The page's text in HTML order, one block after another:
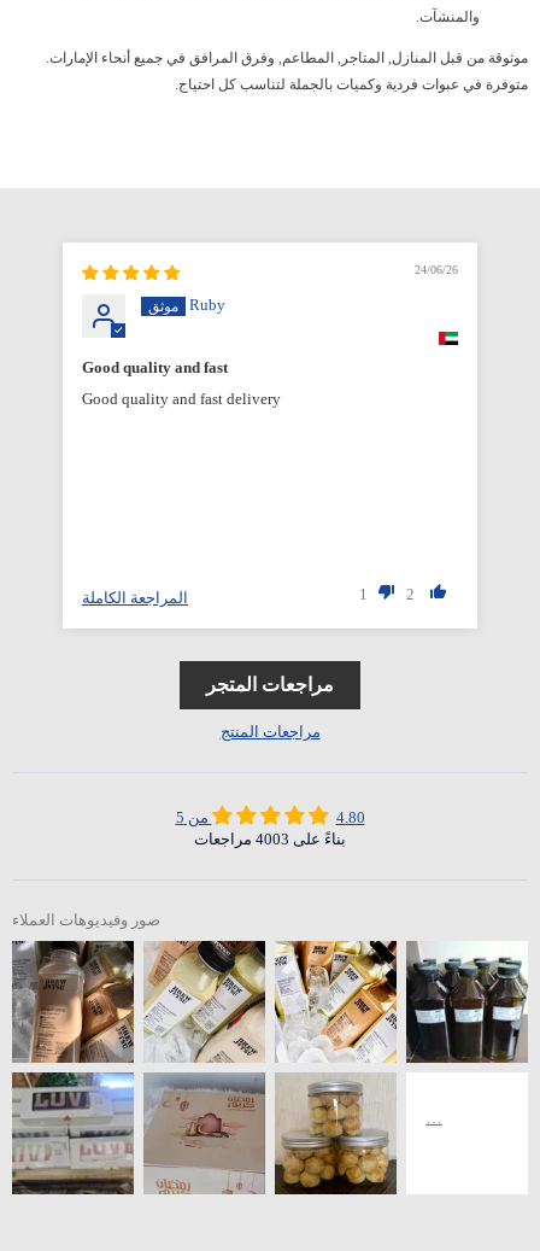
والمنشآت.
موثوقة من قبل المنازل, المتاجر, المطاعم, وفرق المرافق في جميع أنحاء الإمارات.
متوفرة في عبوات فردية وكميات بالجملة لتناسب كل احتياج.
24/06/26
Ruby
Good quality and fast
Good quality and fast delivery
2
1 المراجعة الكاملة
مراجعات المتجر
مراجعات المنتج
4.80 من 5
بناءً على 4003 مراجعات
صور وفيديوهات العملاء